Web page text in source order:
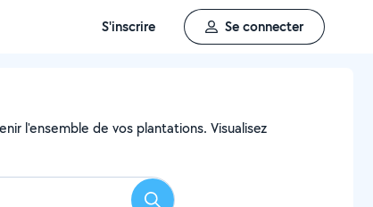
S'inscrire Se connecter
l'ensemble de vos plantations. Visualisez